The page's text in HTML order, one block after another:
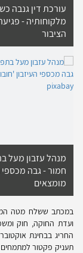
עורכת דין גנבה
מלקוחותיה -
הציבור
מנהל עזבון מעל
חמור - גבה מכספי
מומצאים
במכתב ששלח מטה
תעניק פקטור למתמחים